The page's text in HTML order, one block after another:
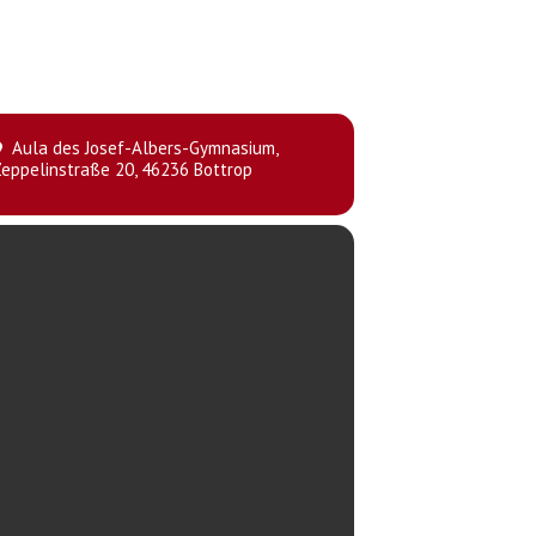
Aula des Josef-Albers-Gymnasium,
20, 46236 Bottrop